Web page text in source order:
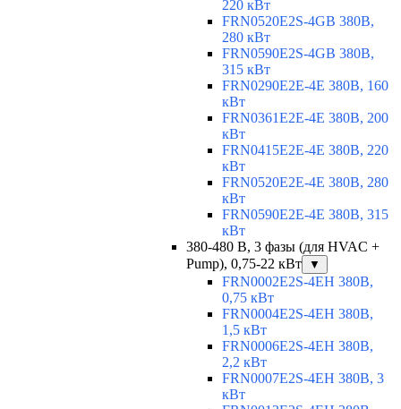
220 кВт
FRN0520E2S-4GB 380В,
280 кВт
FRN0590E2S-4GB 380В,
315 кВт
FRN0290E2E-4E 380В, 160
кВт
FRN0361E2E-4E 380В, 200
кВт
FRN0415E2E-4E 380В, 220
кВт
FRN0520E2E-4E 380В, 280
кВт
FRN0590E2E-4E 380В, 315
кВт
380-480 В, 3 фазы (для HVAC +
Pump), 0,75-22 кВт
▼
FRN0002E2S-4EH 380В,
0,75 кВт
FRN0004E2S-4EH 380В,
1,5 кВт
FRN0006E2S-4EH 380В,
2,2 кВт
FRN0007E2S-4EH 380В, 3
кВт